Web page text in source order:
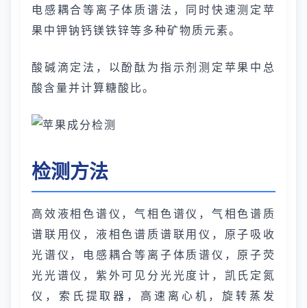
电感耦合等离子体质谱法，同时快速测定苹
果中钾钠钙镁铁锌等多种矿物质元素。
酸碱滴定法，以酚酞为指示剂测定苹果中总
酸含量并计算糖酸比。
检测方法
高效液相色谱仪，气相色谱仪，气相色谱质
谱联用仪，液相色谱质谱联用仪，原子吸收
光谱仪，电感耦合等离子体质谱仪，原子荧
光光谱仪，紫外可见分光光度计，凯氏定氮
仪，索氏提取器，高速离心机，旋转蒸发